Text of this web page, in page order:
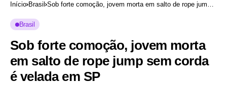
Início Brasil Sob forte comoção, jovem morta em salto de rope jump
Brasil
Sob forte comoção, jovem morta
em salto de rope jump sem corda
é velada em SP